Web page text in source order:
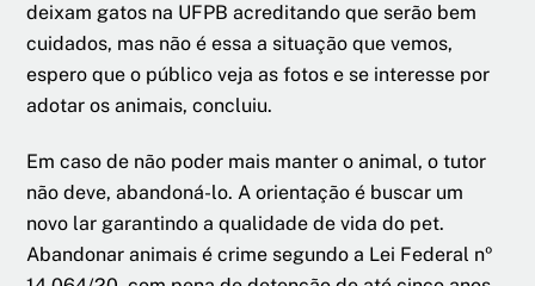
deixam gatos na UFPB acreditando que serão bem
cuidados, mas não é essa a situação que vemos,
espero que o público veja as fotos e se interesse por
adotar os animais, concluiu.
Em caso de não poder mais manter o animal, o tutor
não deve, abandoná-lo. A orientação é buscar um
novo lar garantindo a qualidade de vida do pet.
Abandonar animais é crime segundo a Lei Federal nº